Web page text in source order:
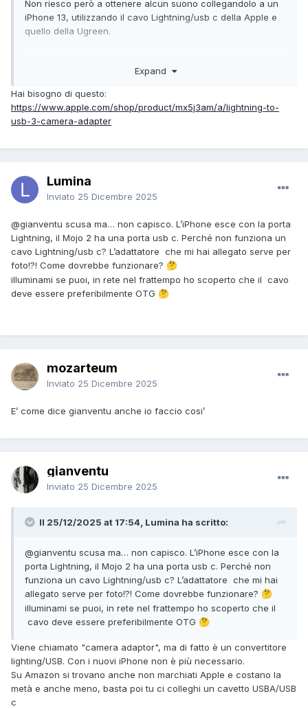
Non riesco però a ottenere alcun suono collegandolo a un
iPhone 13, utilizzando il cavo Lightning/usb c della Apple e
quello della Ugreen.
Expand
Hai bisogno di questo:
https://www.apple.com/shop/product/mx5j3am/a/lightning-to-
usb-3-camera-adapter
Lumina
Inviato 25 Dicembre 2025
@gianventu scusa ma… non capisco. L’iPhone esce con la porta
Lightning, il Mojo 2 ha una porta usb c. Perché non funziona un
cavo Lightning/usb c? L’adattatore che mi hai allegato serve per
foto!?! Come dovrebbe funzionare? 🤔
illuminami se puoi, in rete nel frattempo ho scoperto che il cavo
deve essere preferibilmente OTG 🤔
mozarteum
Inviato 25 Dicembre 2025
E’ come dice gianventu anche io faccio cosi’
gianventu
Inviato 25 Dicembre 2025
Il 25/12/2025 at 17:54, Lumina ha scritto:
@gianventu scusa ma… non capisco. L’iPhone esce con la
porta Lightning, il Mojo 2 ha una porta usb c. Perché non
funziona un cavo Lightning/usb c? L’adattatore che mi hai
allegato serve per foto!?! Come dovrebbe funzionare? 🤔
illuminami se puoi, in rete nel frattempo ho scoperto che il
cavo deve essere preferibilmente OTG 🤔
Viene chiamato "camera adaptor", ma di fatto è un convertitore
lighting/USB. Con i nuovi iPhone non è più necessario.
Su Amazon si trovano anche non marchiati Apple e costano la
metà e anche meno, basta poi tu ci colleghi un cavetto USBA/USB
c